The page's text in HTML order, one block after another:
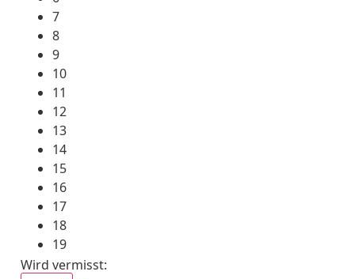
7
8
9
10
11
12
13
14
15
16
17
18
19
Wird vermisst: